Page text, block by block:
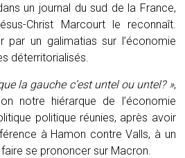
un journal du sud de la France,
Christ Marcourt le reconnaît.
par un galimatias sur l’économie
déterritorialisés.
la gauche c’est untel ou untel? »,
notre hiérarque de l’économie
politique réunies, après avoir
à Hamon contre Valls, à un
se prononcer sur Macron.